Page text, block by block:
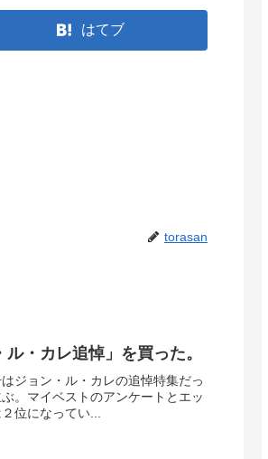
はてブ
torasan
7月号 特集 ジョン・ル・カレ追悼」を買った。
ジョン・ル・カレの追悼特集だっ
。マイベストのアンケートとエッ
位になってい...